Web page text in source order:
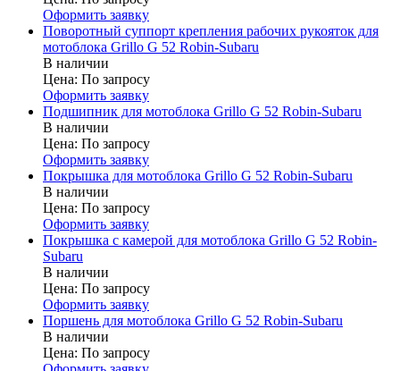
Оформить заявку
Поворотный суппорт крепления рабочих рукояток для
мотоблока Grillo G 52 Robin-Subaru
В наличии
Цена: По запросу
Оформить заявку
Подшипник для мотоблока Grillo G 52 Robin-Subaru
В наличии
Цена: По запросу
Оформить заявку
Покрышка для мотоблока Grillo G 52 Robin-Subaru
В наличии
Цена: По запросу
Оформить заявку
Покрышка с камерой для мотоблока Grillo G 52 Robin-
Subaru
В наличии
Цена: По запросу
Оформить заявку
Поршень для мотоблока Grillo G 52 Robin-Subaru
В наличии
Цена: По запросу